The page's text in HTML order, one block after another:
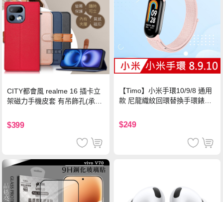
CITY都會風 realme 16 插卡立
架磁力手機皮套 有吊飾孔(承諾
$399
【Timo】小米手環10/9/8 通用
款 尼龍織紋回環替換手環錶帶-
$249